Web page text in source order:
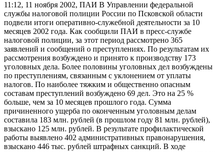
11:12, 11 ноября 2002, ПАИ В Управлении федеральной
службы налоговой полиции России по Псковской области
подвели итоги оперативно-служебной деятельности за 10
месяцев 2002 года. Как сообщили ПАИ в пресс-службе
налоговой полиции, за этот период рассмотрено 365
заявлений и сообщений о преступлениях. По результатам их
рассмотрения возбуждено и принято к производству 173
уголовных дела. Более половины уголовных дел возбуждены
по преступлениям, связанным с уклонением от уплаты
налогов. По наиболее тяжким и общественно опасным
составам преступлений возбуждено 69 дел. Это на 25 %
больше, чем за 10 месяцев прошлого года. Сумма
причиненного ущерба по оконченным уголовным делам
составила 183 млн. рублей (в прошлом году 81 млн. рублей),
взыскано 125 млн. рублей. В результате профилактической
работы выявлено 402 административных правонарушения,
взыскано 446 тыс. рублей штрафных санкций. В ходе